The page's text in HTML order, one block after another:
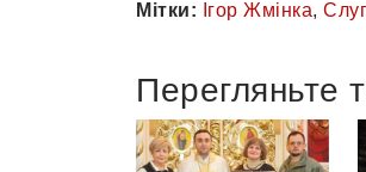
Мітки:
Ігор Жмінка,
Перегляньте